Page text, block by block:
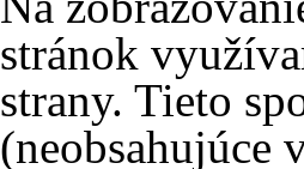
stránok
strany. Tieto
(neobsahujúce